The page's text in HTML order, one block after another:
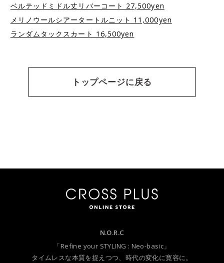
ベルテッドミドル丈リバーコート 27,500yen
メリノウールシアータートルニット 11,000yen
ランダムタックスカート 16,500yen
トップページに戻る
N.O.R.C
「Refine your STYLING : Neo-basic」
タイムレスな本質を捉えつつ、時代の変化に寛容に。